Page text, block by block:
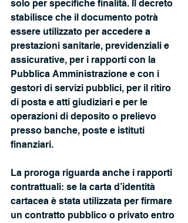
solo per specifiche finalità. Il decreto
stabilisce che il documento potrà
essere utilizzato per accedere a
prestazioni sanitarie, previdenziali e
assicurative, per i rapporti con la
Pubblica Amministrazione e con i
gestori di servizi pubblici, per il ritiro
di posta e atti giudiziari e per le
operazioni di deposito o prelievo
presso banche, poste e istituti
finanziari.
La proroga riguarda anche i rapporti
contrattuali: se la carta d’identità
cartacea è stata utilizzata per firmare
un contratto pubblico o privato entro